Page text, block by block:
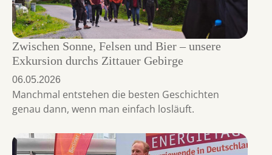
Zwischen Sonne, Felsen und Bier – unsere
Exkursion durchs Zittauer Gebirge
06.05.2026
Manchmal entstehen die besten Geschichten
genau dann, wenn man einfach losläuft.